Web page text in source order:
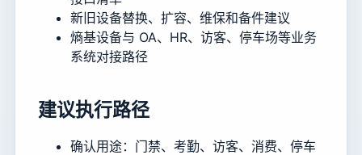
新旧设备替换、扩容、维保和备件建议
熵基设备与 OA、HR、访客、停车场等业务
系统对接路径
建议执行路径
确认用途：门禁、考勤、访客、消费、停车